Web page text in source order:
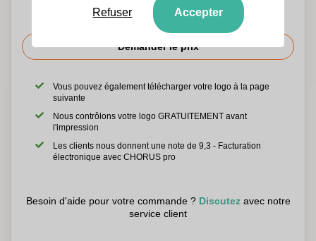
Demander le prix
Vous pouvez également télécharger votre logo à la page
suivante
Nous contrôlons votre logo GRATUITEMENT avant
l'impression
Les clients nous donnent une note de 9,3 - Facturation
électronique avec CHORUS pro
Besoin d'aide pour votre commande ? Discutezavec notre
service client
Refuser Accepter